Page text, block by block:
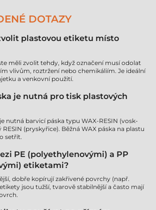
DOTAZY
plastovou etiketu místo
měli zvolit tehdy, když označení musí odolat
vlivům, roztržení nebo chemikáliím. Je ideální
a venkovní použití.
je nutná pro tisk plastových
nutná barvicí páska typu WAX-RESIN (vosk-
(pryskyřice). Běžná WAX páska na plastu
setřít.
PE (polyethylenovými) a PP
etiketami?
dobře kopírují zakřivené povrchy (např.
jsou tužší, tvarově stabilnější a často mají